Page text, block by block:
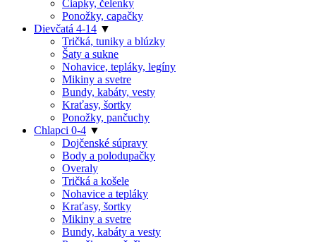
Čiapky, čelenky
Ponožky, capačky
Dievčatá 4-14 ▼
Tričká, tuniky a blúzky
Šaty a sukne
Nohavice, tepláky, legíny
Mikiny a svetre
Bundy, kabáty, vesty
Kraťasy, šortky
Ponožky, pančuchy
Chlapci 0-4 ▼
Dojčenské súpravy
Body a polodupačky
Overaly
Tričká a košele
Nohavice a tepláky
Kraťasy, šortky
Mikiny a svetre
Bundy, kabáty a vesty